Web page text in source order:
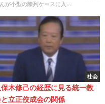
が小型の陳列ケースに入...
社会
木修己の経歴に見る統一教
立正佼成会の関係